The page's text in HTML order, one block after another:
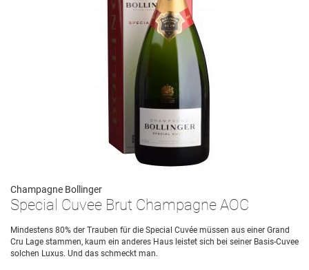
Champagne Bollinger
Special Cuvee Brut Champagne AOC
Mindestens 80% der Trauben für die Special Cuvée müssen aus einer Grand
Cru Lage stammen, kaum ein anderes Haus leistet sich bei seiner Basis-Cuvee
solchen Luxus. Und das schmeckt man.